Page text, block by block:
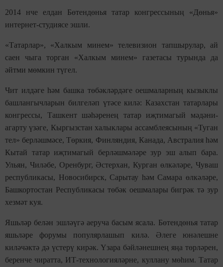
2014 нче елдан Бөтендөнья татар конгрессының «Дөнья»
интернет-студиясе эшли.
«Татарлар», «Халкым минем» телевизион тапшырулар, ай
саен чыга торган «Халкым минем» газетасы турында да
әйтми мөмкин түгел.
Чит илдәге һәм башка төбәкләрдәге оешмаларның кызыклы
башлангычларын билгеләп үтәсе килә: Казахстан татарлары
конгрессы, Ташкент шәһәренең татар иҗтимагый мәдәни-
агарту үзәге, Кыргызстан халыклары ассамблеясының «Туган
тел» берләшмәсе, Төркия, Финляндия, Канада, Австралия һәм
Кытай татар иҗтимагый берләшмәләре зур эш алып бара.
Ульян, Чиләбе, Оренбург, Әстерхан, Курган өлкәләре, Чуваш
республикасы, Новосибирск, Сарытау һәм Самара өлкәләре,
Башкортостан Республикасы төбәк оешмалары бигрәк тә зур
хезмәт куя.
Яшьләр белән эшләүгә аеруча басым ясала. Бөтендөнья татар
яшьләре форумы популярлашып килә. Әлеге юнәлешне
киләчәктә дә үстерү кирәк. Үзара бәйләнешнең яңа төрләрен,
беренче чиратта, ИТ-технологияләрне, куллану мөһим. Татар